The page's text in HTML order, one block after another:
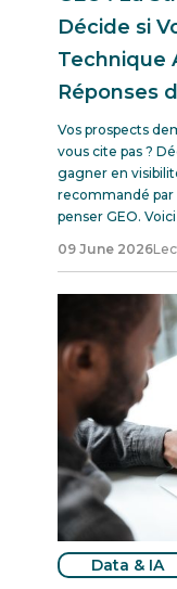
Décide si
Technique
Réponses
Vos prospects
vous cite pas ?
gagner en
recommandé par
penser GEO.
09 June 2026
Data & IA